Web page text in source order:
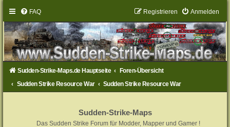
FAQ Anmelden
Registrieren
Sudden-Strike-Maps.de Hauptseite
Foren-Übersicht
Sudden Strike Resource War
Sudden Strike Resource War
Sudden-Strike-Maps
Das Sudden Strike Forum für Modder, Mapper und Gamer !